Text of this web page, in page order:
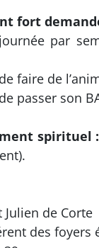
fort
par
faire de
passer son
spirituel :
de Corte
des